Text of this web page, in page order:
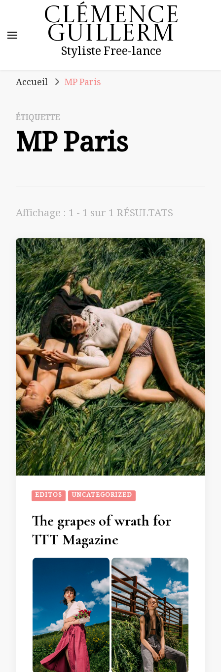
Clémence
Guillerm
Styliste Free-lance
Accueil MP Paris
ÉTIQUETTE
MP Paris
Affichage : 1 - 1 sur 1 RÉSULTATS
EDITOS UNCATEGORIZED
The grapes of wrath for
TTT Magazine